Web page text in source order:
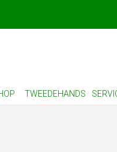
TWEEDEHANDS